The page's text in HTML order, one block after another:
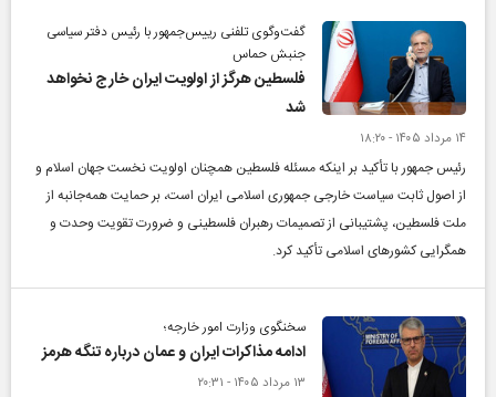
گفت‌وگوی تلفنی رییس‌جمهور با رئیس دفتر سیاسی
جنبش حماس
فلسطین هرگز از اولویت ایران خارج نخواهد
شد
۱۴ مرداد ۱۴۰۵ - ۱۸:۲۰
رئیس جمهور با تأکید بر اینکه مسئله فلسطین همچنان اولویت نخست جهان اسلام و
از اصول ثابت سیاست خارجی جمهوری اسلامی ایران است، بر حمایت همه‌جانبه از
ملت فلسطین، پشتیبانی از تصمیمات رهبران فلسطینی و ضرورت تقویت وحدت و
همگرایی کشور‌های اسلامی تأکید کرد.
سخنگوی وزارت امور خارجه؛
ادامه مذاکرات ایران و عمان درباره تنگه هرمز
۱۳ مرداد ۱۴۰۵ - ۲۰:۳۱